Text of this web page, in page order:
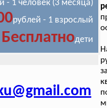
- 1 человек (3 месяца)
рублей - 1 взрослый
Бесплатнодети